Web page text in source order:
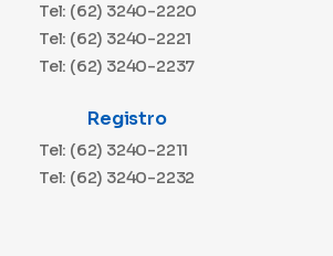
Tel: (62) 3240-2220
Tel: (62) 3240-2221
Tel: (62) 3240-2237
Registro
Tel: (62) 3240-2211
Tel: (62) 3240-2232